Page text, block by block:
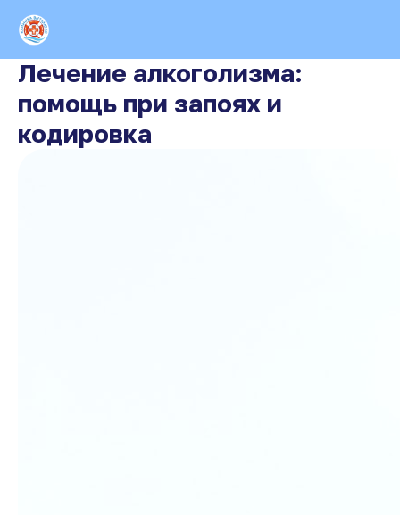
Лечение алкоголизма:
помощь при запоях и
кодировка